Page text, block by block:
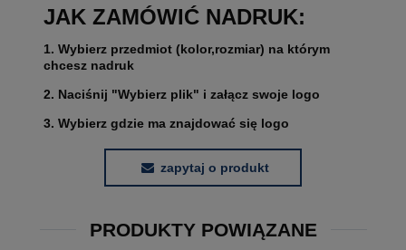
JAK ZAMÓWIĆ NADRUK:
1. Wybierz przedmiot (kolor,rozmiar) na którym
chcesz nadruk
2. Naciśnij "Wybierz plik" i załącz swoje logo
3. Wybierz gdzie ma znajdować się logo
zapytaj o produkt
PRODUKTY POWIĄZANE